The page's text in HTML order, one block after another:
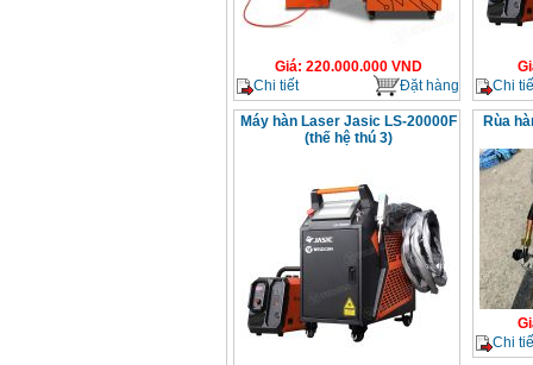
Giá: 220.000.000VND
Chi tiết
Đặt hàng
Chi
Máy hàn Laser Jasic LS-20000F
(thế hệ thú 3)
Rùa
Chi